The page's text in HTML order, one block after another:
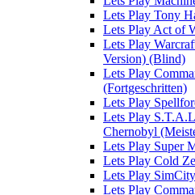
Lets Play Tony
Lets Play Act of
Lets Play
Version) (Blind)
Lets Play
(Fortgeschritten)
Lets Play
Lets Play
Chernobyl
Lets Play Super
Lets Play Cold
Lets Play
Lets Play